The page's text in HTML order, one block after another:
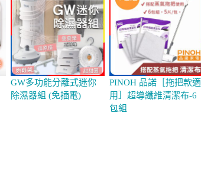
GW多功能分離式迷你
除濕器組 (免插電)
PINOH 品諾［拖把款適
用］超導纖維清潔布-6
包組